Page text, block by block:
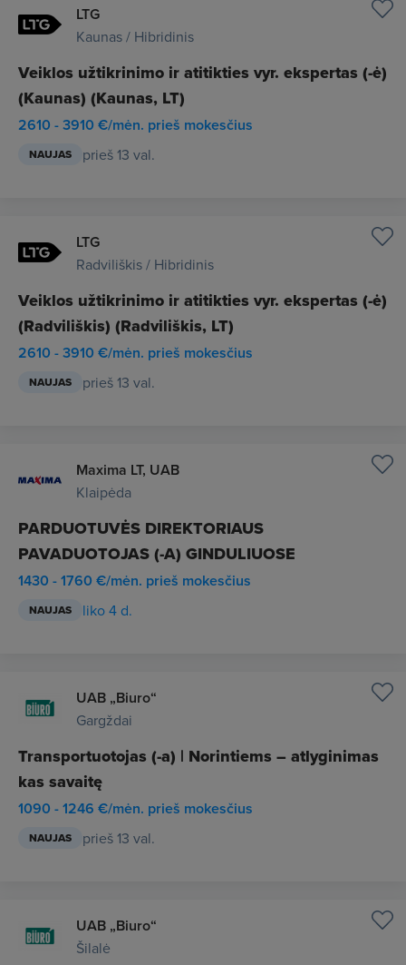
LTG
Kaunas / Hibridinis
Veiklos užtikrinimo ir atitikties vyr. ekspertas (-ė)
(Kaunas) (Kaunas, LT)
2610 - 3910 €/mėn. prieš mokesčius
NAUJAS prieš 13 val.
LTG
Radviliškis / Hibridinis
Veiklos užtikrinimo ir atitikties vyr. ekspertas (-ė)
(Radviliškis) (Radviliškis, LT)
2610 - 3910 €/mėn. prieš mokesčius
NAUJAS prieš 13 val.
Maxima LT, UAB
Klaipėda
PARDUOTUVĖS DIREKTORIAUS
PAVADUOTOJAS (-A) GINDULIUOSE
1430 - 1760 €/mėn. prieš mokesčius
NAUJAS liko 4 d.
UAB „Biuro“
Gargždai
Transportuotojas (-a) | Norintiems – atlyginimas
kas savaitę
1090 - 1246 €/mėn. prieš mokesčius
NAUJAS prieš 13 val.
UAB „Biuro“
Šilalė